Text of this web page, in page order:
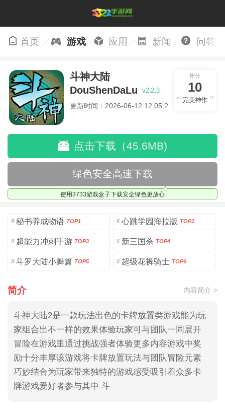
首页 游戏 应用 新闻 问答
斗神大陆
DouShenDaLu
v2.2.3
更新时间：2026-06-12 12:05:29
评分
10
完美神作
点击下载（45.6MB)
绿色安全高速下载
使用3733游戏盒子下载安全绿色更放心
# 秘书养成物语 TOP1 # 心跳学园海拉版 TOP2
# 超能力冲刺手游 TOP3 # 新三国杀 TOP4
# 斗罗大陆小舞篇 TOP5 # 超级花裤骑士 TOP6
简介 内容简介 >
斗神大陆2是一款玩法出色的卡牌放置类游戏能为玩
家组合出不一样的效果体验玩家可与团队一同展开
冒险在游戏里通过挑战强者体验更多内容游戏中奖
励十分丰厚该游戏将卡牌放置玩法与团队冒险元素
巧妙结合为玩家带来独特的游戏感受吸引着众多卡
牌游戏爱好者参与其中 斗